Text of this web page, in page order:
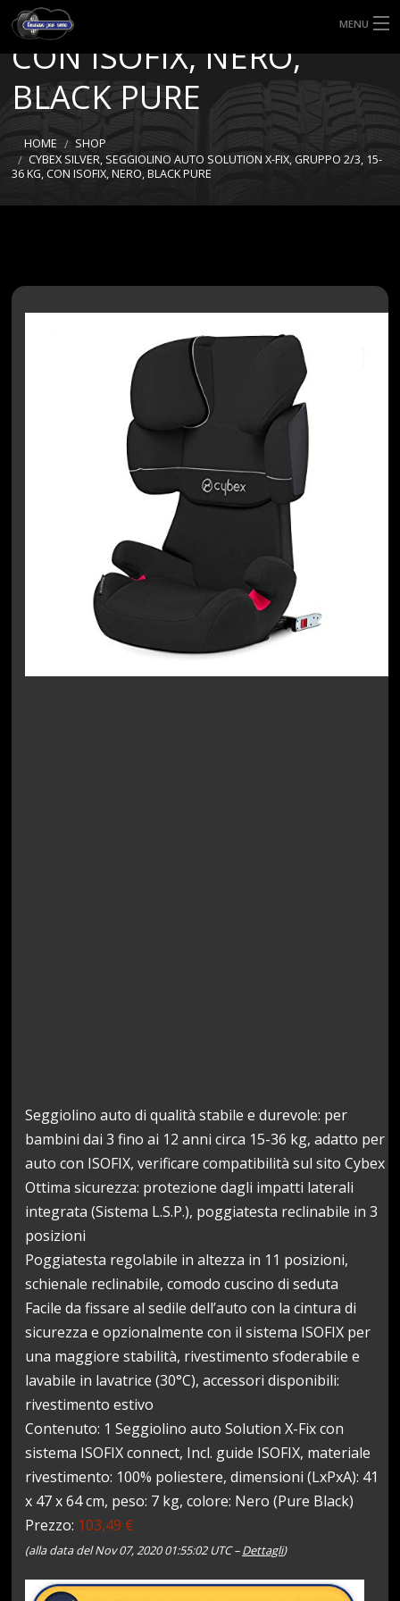
MENU
HOME
TIPI DI GOMME
MISURE GOMME
GRUPPO 2/3, 15-36 KG,
CON ISOFIX, NERO,
BLACK PURE
HOME
SHOP
CYBEX SILVER, SEGGIOLINO AUTO SOLUTION X-FIX, GRUPPO 2/3, 15-
36 KG, CON ISOFIX, NERO, BLACK PURE
Seggiolino auto di qualità stabile e durevole: per
bambini dai 3 fino ai 12 anni circa 15-36 kg, adatto per
auto con ISOFIX, verificare compatibilità sul sito Cybex
Ottima sicurezza: protezione dagli impatti laterali
integrata (Sistema L.S.P.), poggiatesta reclinabile in 3
posizioni
Poggiatesta regolabile in altezza in 11 posizioni,
schienale reclinabile, comodo cuscino di seduta
Facile da fissare al sedile dell’auto con la cintura di
sicurezza e opzionalmente con il sistema ISOFIX per
una maggiore stabilità, rivestimento sfoderabile e
lavabile in lavatrice (30°C), accessori disponibili:
rivestimento estivo
Contenuto: 1 Seggiolino auto Solution X-Fix con
sistema ISOFIX connect, Incl. guide ISOFIX, materiale
rivestimento: 100% poliestere, dimensioni (LxPxA): 41
x 47 x 64 cm, peso: 7 kg, colore: Nero (Pure Black)
Prezzo: 103,49 €
(alla data del Nov 07, 2020 01:55:02 UTC –Dettagli)